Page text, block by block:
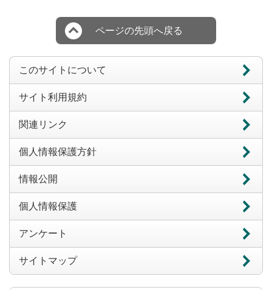
ページの先頭へ戻る
このサイトについて
サイト利用規約
関連リンク
個人情報保護方針
情報公開
個人情報保護
アンケート
サイトマップ